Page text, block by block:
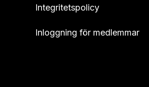
Integritetspolicy
Inloggning för medlemmar